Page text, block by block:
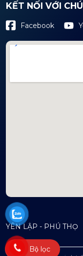
Bộ lọc
KẾT NỐI VỚI
Facebook
mapembeds.com
YÊN LẬP - PHÚ THỌ